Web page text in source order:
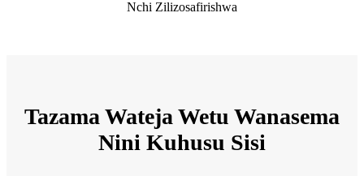
Nchi Zilizosafirishwa
Tazama Wateja Wetu Wanasema
Nini Kuhusu Sisi